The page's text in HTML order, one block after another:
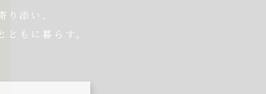
り添い、
ともに暮らす。